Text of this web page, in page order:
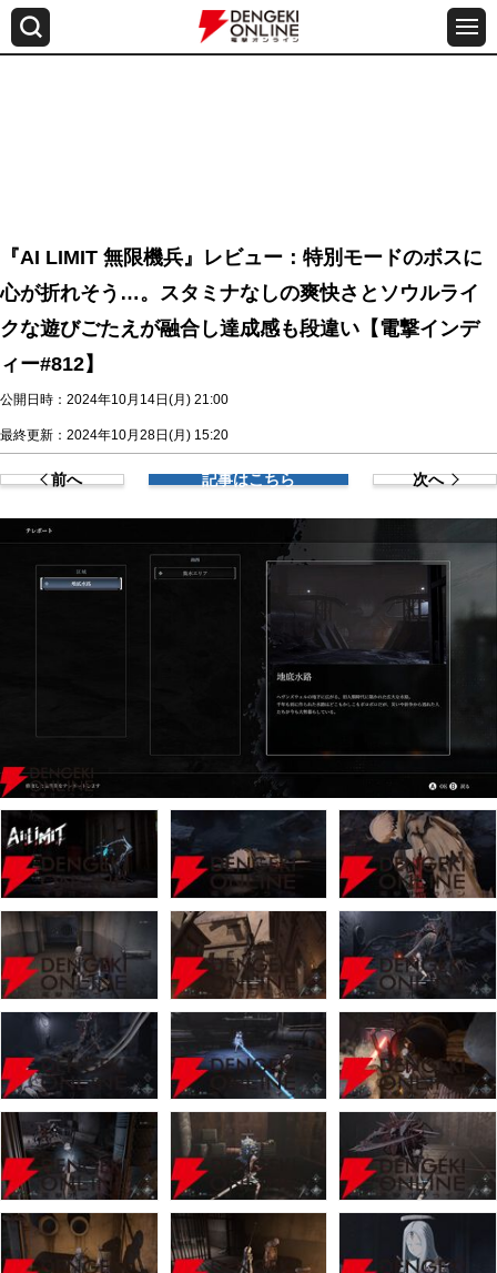
『AI LIMIT 無限機兵』レビュー：特別モードのボスに
心が折れそう…。スタミナなしの爽快さとソウルライ
クな遊びごたえが融合し達成感も段違い【電撃インデ
ィー#812】
公開日時：2024年10月14日(月) 21:00
最終更新：2024年10月28日(月) 15:20
前へ 記事はこちら 次へ